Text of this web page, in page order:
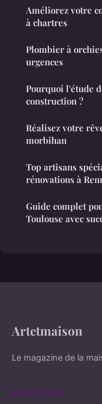
Améliorez votre
à chartres
Plombier à
urgences
Pourquoi l'étude
construction ?
Réalisez votre
morbihan
Top artisans
rénovations à
Guide complet
Toulouse avec
Artetmaison
Le magazine de la
NAVIGATION